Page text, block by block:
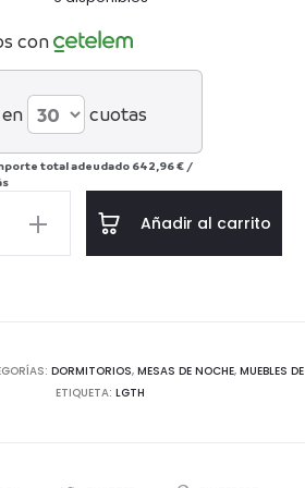
con
cuotas
total adeudado 642,96 € /
Añadir al carrito
DORMITORIOS, MESAS DE NOCHE, MUEBLES
ETIQUETA: LGTH